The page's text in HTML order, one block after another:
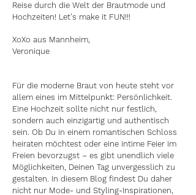
Reise durch die Welt der Brautmode und
Hochzeiten! Let's make it FUN!!!
XoXo aus Mannheim,
Veronique
Für die moderne Braut von heute steht vor
allem eines im Mittelpunkt: Persönlichkeit.
Eine Hochzeit sollte nicht nur festlich,
sondern auch einzigartig und authentisch
sein. Ob Du in einem romantischen Schloss
heiraten möchtest oder eine intime Feier im
Freien bevorzugst – es gibt unendlich viele
Möglichkeiten, Deinen Tag unvergesslich zu
gestalten. In diesem Blog findest Du daher
nicht nur Mode- und Styling-Inspirationen,